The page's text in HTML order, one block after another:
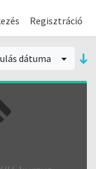
Regisztráció
dátuma